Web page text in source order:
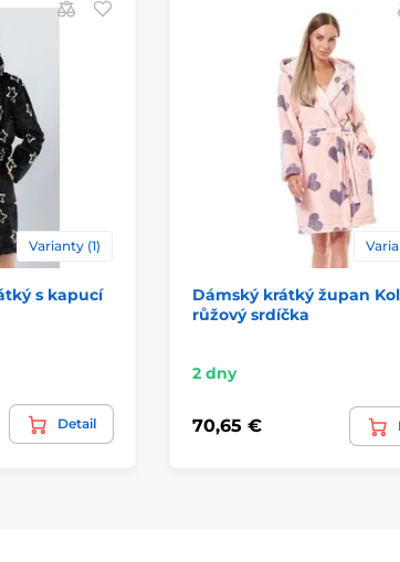
Varianty (1)
s kapucí
Detail
Dámský krátký župan
růžový srdíčka
2 dny
70,65 €